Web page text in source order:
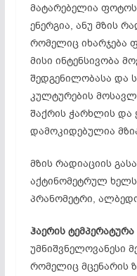
მატარებელია
ენერგია, ანუ მზის
რომელიც იხარჯება
მისი ინტენსივობა
შედგენილობასა და
კულტურების
შაქრის ჭარხლის და
დამოკიდებულია
მზის რადიაციის
აქტინომეტრულ
პრანომეტრი,
ჰაერის ტემპერატურა
უმნიშვნელოვანესი
რომელიც მცენარის